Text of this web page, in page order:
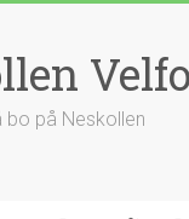
bo på Neskollen